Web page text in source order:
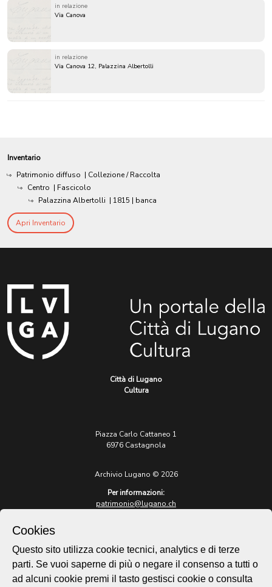
in relazione
Via Canova
in relazione
Via Canova 12, Palazzina Albertolli
Inventario
Patrimonio diffuso | Collezione / Raccolta
Centro | Fascicolo
Palazzina Albertolli | 1815 | banca
Apri Inventario
Città di Lugano
Cultura
Piazza Carlo Cattaneo 1
6976 Castagnola
Archivio Lugano © 2026
Per informazioni:
patrimonio@lugano.ch
lugano.ch
Cookie policy
Cookies
Questo sito utilizza cookie tecnici, analytics e di terze
parti. Se vuoi saperne di più o negare il consenso a tutti o
ad alcuni cookie premi il tasto gestisci cookie o consulta